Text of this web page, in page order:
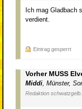
Ich mag Gladbach
verdient.
Eintrag gesperrt
Vorher MUSS
Middi Münster,
Redaktion